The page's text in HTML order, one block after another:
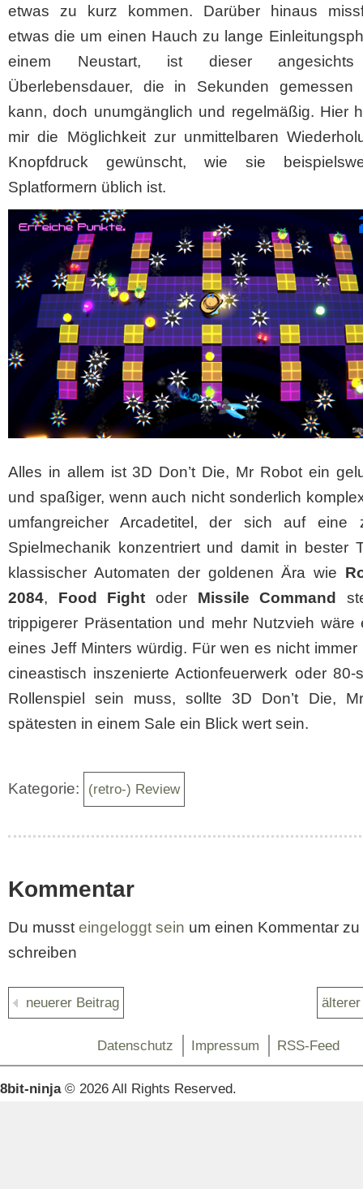
etwas zu kurz kommen. Darüber hinaus
etwas die um einen Hauch zu lange
einem Neustart, ist dieser
Überlebensdauer, die in Sekunden gemessen
kann, doch unumgänglich und regelmäßig. Hier
mir die Möglichkeit zur unmittelbaren
Knopfdruck gewünscht, wie sie
Splatformern üblich ist.
Alles in allem ist 3D Don’t Die, Mr Robot ein
und spaßiger, wenn auch nicht sonderlich
umfangreicher Arcadetitel, der sich auf eine
Spielmechanik konzentriert und damit in bester
klassischer Automaten der goldenen Ära wie
2084, Food Fight oder Missile Command
trippigerer Präsentation und mehr Nutzvieh wäre
eines Jeff Minters würdig. Für wen es nicht immer
cineastisch inszenierte Actionfeuerwerk oder 80-
Rollenspiel sein muss, sollte 3D Don’t Die,
spätesten in einem Sale ein Blick wert sein.
Kategorie: (retro-) Review
Kommentar
Du musst eingeloggt sein um einen Kommentar zu
schreiben
neuerer Beitrag
Datenschutz Impressum RSS-Feed
8bit-ninja© 2026 All Rights Reserved.